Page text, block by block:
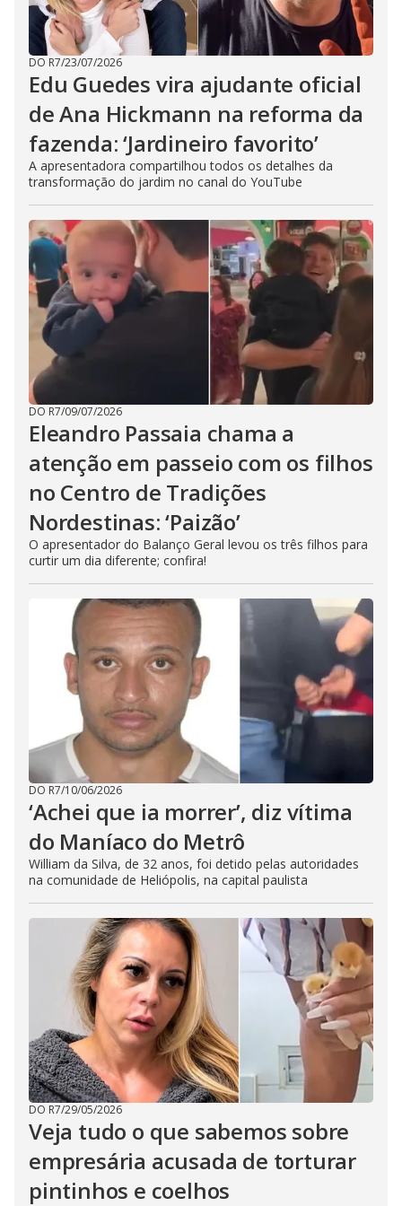
DO R7/23/07/2026
Edu Guedes vira ajudante oficial
de Ana Hickmann na reforma da
fazenda: ‘Jardineiro favorito’
A apresentadora compartilhou todos os detalhes da
transformação do jardim no canal do YouTube
DO R7/09/07/2026
Eleandro Passaia chama a
atenção em passeio com os filhos
no Centro de Tradições
Nordestinas: ‘Paizão’
O apresentador do Balanço Geral levou os três filhos para
curtir um dia diferente; confira!
DO R7/10/06/2026
‘Achei que ia morrer’, diz vítima
do Maníaco do Metrô
William da Silva, de 32 anos, foi detido pelas autoridades
na comunidade de Heliópolis, na capital paulista
DO R7/29/05/2026
Veja tudo o que sabemos sobre
empresária acusada de torturar
pintinhos e coelhos